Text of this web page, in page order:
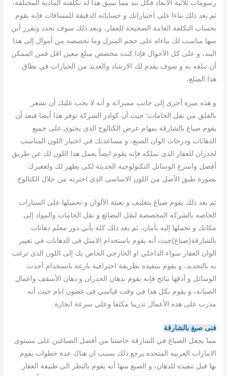
رسومات ثلاثية الأبعاد فكل بند مما سبق هذا له تكلفته المادية المختلفة،
ثم بعد ذلك بناءا على اختياراتك و حساباته الدقيقة للمسافات فإنه يقوم
بحساب التكلفة العامة الصحيحة للعقار، وبعد ذلك سوف تحدد وتقرر أين
منها مناسب لك بناءاه على حجم المنزل وما تخصصه من أموال إلى هذا
البند، و على كل الأحوال فإذا كنت مخصص مبلغ معين اقل فمن الممكن
أن تبلغه به و سوف يقدم لك الارشاد والعديد من الخيارات في نطاق
هذا المبلغ،
و هذه ميزة أخرى إلى جانب مميزاتة و أنه لا يجب عليك أن تشعر
بالقلق من نقل الخامات؛ حيث أن كوادر الشركة توفر هذا أيضا فبعد أن
يقوم صباغ بالشارقة بمهام عرض الكتالوج الذى يحتوى على جميع
الدهانات ودرجات الوان الصبغ، و مساعدتك في اختيار اللون المناسب
لجدران للعقار الذى تملكه فإنه يقوم ايضاً بعمل هذا اللون لك عن طريق
أفضل واسرع الوسائل التكنولوجية الحديثة لكى يظهر لك ولغغيرك
بصورة طبق الأصل من اللون الاساسى الذى اخترته من خلال الكتالوج.
ثم بعد ذلك يقوم صباغ بتغليف و تعبئة الألوان و تحميلها على السيارات
الخاصه بالشركه المخصصة لنقل البضائع و نقل الخامات والمواد إلى
مكانك و تحملها إليه بأمان، ثم بعد ذلك كلة يأتي دور معلم دهانات
بالشارقة(صباغ)حيث أنه يقوم باستخدام الامثل فى الدهانات في تغيير
الوان العقار سواء الداخلي او الخارجي الخاص بك إلى اللون الذى ترغب
به بالتحديد، و يقوم بتنفيذه بطريقة احترافية بارعة باستخدام أحدث
الوسائل و أدقها نتائج فإنه يقوم بدهان الجدران و دهان الأسقف واعمال
الصيانة، و يقوم بكل هذا في وقت قياسي فى غضون ايام حيث أنه
مدرب على هذه الأعمال تدريبا مكثفا وعلي سرعة انجازة..
فنى صبغ بالشارقة
مما يجعل الصباغ في الشارقة خاصتنا من أفضل الصباغين على مستوى
الامارات العربيه المتحده يرجع ذلك بسبب ان هناك عدة خطوات يقوم
بها قبل تنفيذه للدهان، و الصبغ منها أنه يقوم بالنظر الى طبيعة العقار